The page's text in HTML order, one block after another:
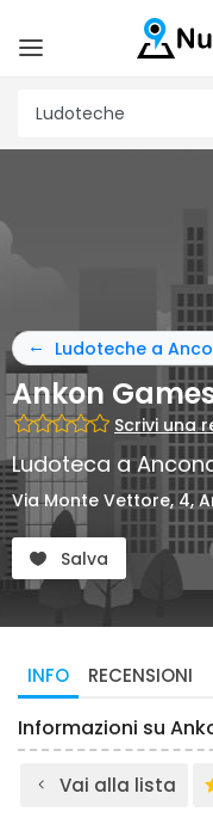
Ludoteche a
Ankon
Scrivi una
Ludoteca a
Via Monte Vettore, 4,
Salva
INFO RECENSIONI
Informazioni su
Vai alla lista